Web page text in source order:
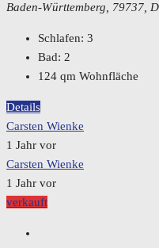
Baden-Württemberg, 79737,
Schlafen: 3
Bad: 2
124 qm Wohnfläche
Details
Carsten Wienke
1 Jahr vor
Carsten Wienke
1 Jahr vor
verkauft